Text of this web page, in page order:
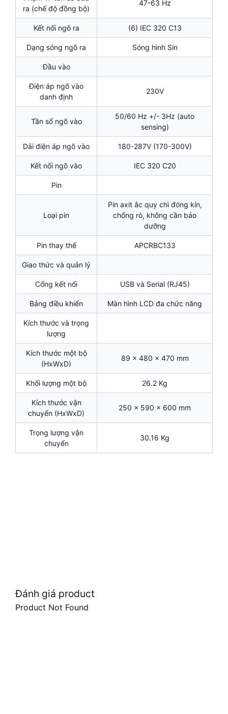
ra (chế độ đồng bộ)
47-63 Hz
Kết nối ngõ ra (6) IEC 320 C13
Dạng sóng ngõ ra Sóng hình Sin
Đầu vào
Điện áp ngõ vào
danh định
230V
Tần số ngõ vào
50/60 Hz +/- 3Hz (auto
sensing)
Dải điện áp ngõ vào 180-287V (170-300V)
Kết nối ngõ vào IEC 320 C20
Pin
Loại pin
Pin axit ắc quy chì đóng kín,
chống rò, không cần bảo
dưỡng
Pin thay thế APCRBC133
Giao thức và quản lý
Cổng kết nối USB và Serial (RJ45)
Bảng điều khiển Màn hình LCD đa chức năng
Kích thước và trọng
lượng
Kích thước một bộ
(HxWxD)
89 x 480 x 470 mm
Khối lượng một bộ 26.2 Kg
Kích thước vận
chuyển (HxWxD)
250 x 590 x 600 mm
Trọng lượng vận
chuyển
30.16 Kg
Đánh giá product
Product Not Found